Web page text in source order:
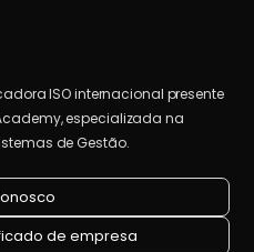
ISO internacional presente
especializada na
de Gestão.
de empresa